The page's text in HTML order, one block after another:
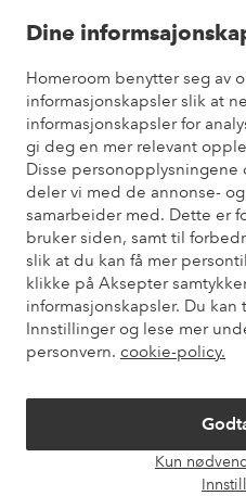
Dine
Homeroom benytter seg av
informasjonskapsler slik at
informasjonskapsler for
gi deg en mer relevant
Disse personopplysningene
deler vi med de annonse-
samarbeider med. Dette er
bruker siden, samt til
slik at du kan få mer
klikke på Aksepter
informasjonskapsler. Du
Innstillinger og lese mer
personvern. cookie-policy.
Kun
Venner
Sikre
Vil du vite mer om
elpy